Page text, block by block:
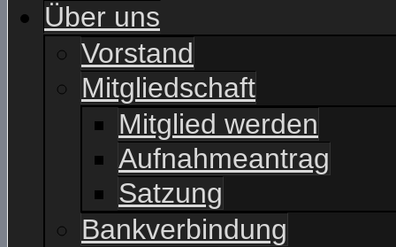
Über uns
Vorstand
Mitgliedschaft
Mitglied werden
Aufnahmeantrag
Satzung
Bankverbindung